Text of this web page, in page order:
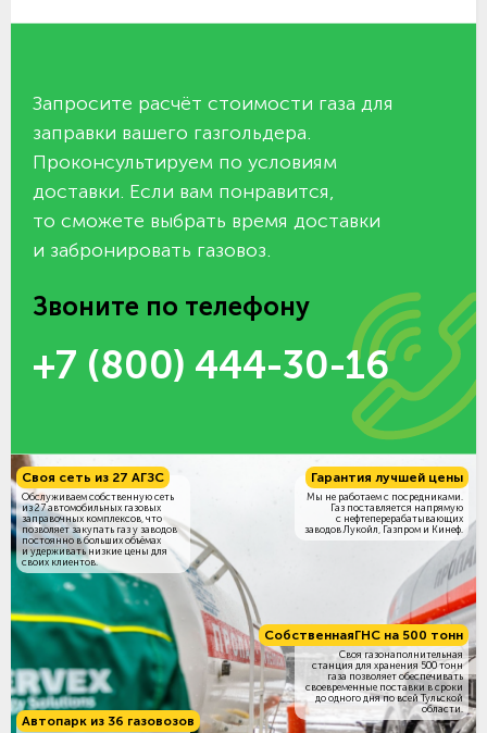
Запросите расчёт стоимости газа для
заправки вашего газгольдера.
Проконсультируем по условиям
доставки. Если вам понравится,
то сможете выбрать время доставки
и забронировать газовоз.
Звоните по телефону
+7 (800) 444-30-16
СобственнаяГНС на 500 тонн
Своя газонаполнительная
станция для хранения 500 тонн
газа позволяет обеспечивать
своевременные поставки в сроки
до одного дня по всей Тульской
области.
Своя сеть из 27 АГЗС
Обслуживаем собственную сеть
из 27 автомобильных газовых
заправочных комплексов, что
позволяет закупать газ у заводов
постоянно в больших объёмах
и удерживать низкие цены для
своих клиентов.
Гарантия лучшей цены
Мы не работаем с посредниками.
Газ поставляется напрямую
с нефтеперерабатывающих
заводов Лукойл, Газпром и Кинеф.
Автопарк из 36 газовозов